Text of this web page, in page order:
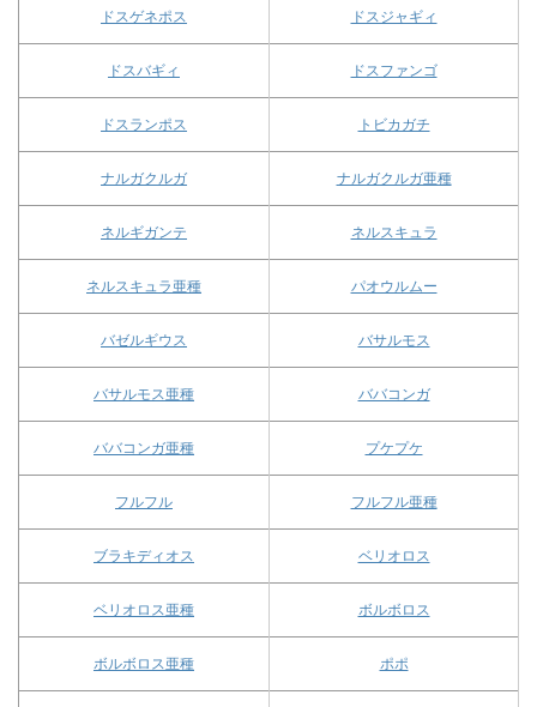
ドスゲネポス ドスジャギィ
ドスバギィ ドスファンゴ
ドスランポス トビカガチ
ナルガクルガ ナルガクルガ亜種
ネルギガンテ ネルスキュラ
ネルスキュラ亜種 パオウルムー
バゼルギウス バサルモス
バサルモス亜種 ババコンガ
ババコンガ亜種 プケプケ
フルフル フルフル亜種
ブラキディオス ベリオロス
ベリオロス亜種 ボルボロス
ボルボロス亜種 ポポ